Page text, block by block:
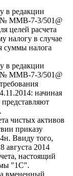
в редакции
№ ММВ-7-3/501@
целей расчета
налогу в случае
суммы налога
в редакции
№ ММВ-7-3/501@
начиная
представляют
чистых активов
приказу
Ввиду того,
августа 2014
настоящий
"1С".
вмененный